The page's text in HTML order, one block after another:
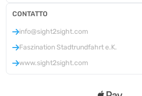
CONTATTO
info@sight2sight.com
Faszination Stadtrundfahrt e.K.
www.sight2sight.com